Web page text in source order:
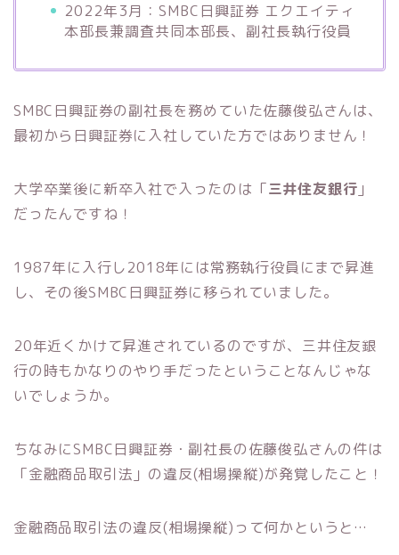
2022年3月：SMBC日興証券 エクエイティ
本部長兼調査共同本部長、副社長執行役員
SMBC日興証券の副社長を務めていた佐藤俊弘さんは、
最初から日興証券に入社していた方ではありません！
大学卒業後に新卒入社で入ったのは「三井住友銀行 」
だったんですね！
1987年に入行し2018年には常務執行役員にまで昇進
し、その後SMBC日興証券に移られていました。
20年近くかけて昇進されているのですが、三井住友銀
行の時もかなりのやり手だったということなんじゃな
いでしょうか。
ちなみにSMBC日興証券・副社長の佐藤俊弘さんの件は
「金融商品取引法」の違反(相場操縦)が発覚したこと！
金融商品取引法の違反(相場操縦)って何かというと…